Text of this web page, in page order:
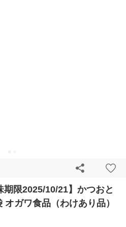
期限2025/10/21】かつおと
ガワ食品（わけあり品）